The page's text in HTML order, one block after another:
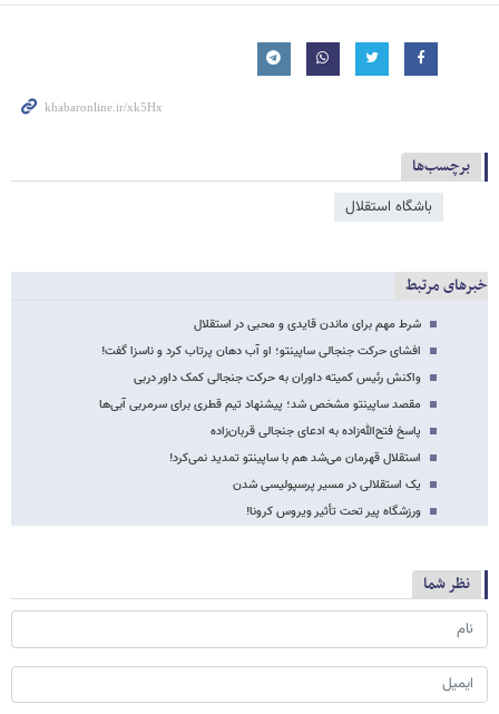
برچسب‌ها
باشگاه استقلال
خبرهای مرتبط
شرط مهم برای ماندن قایدی و محبی در استقلال
افشای حرکت جنجالی ساپینتو؛ او آب دهان پرتاب کرد و ناسزا گفت!
واکنش رئیس کمیته داوران به حرکت جنجالی کمک داور دربی
مقصد ساپینتو مشخص شد؛ پیشنهاد تیم قطری برای سرمربی آبی‌ها
پاسخ فتح‌الله‌زاده به ادعای جنجالی قربان‌زاده
استقلال قهرمان می‌شد هم با ساپینتو تمدید نمی‌کرد!
یک استقلالی در مسیر پرسپولیسی شدن
ورزشگاه پیر تحت تأثیر ویروس کرونا!
نظر شما